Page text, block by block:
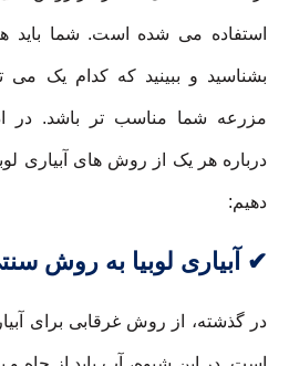
استفاده می شده است. شما باید
بشناسید و ببینید که کدام یک می
مزرعه شما مناسب تر باشد. در
درباره هر یک از روش های آبیاری
دهیم:
✔ آبیاری لوبیا به روش
در گذشته، از روش غرقابی برای